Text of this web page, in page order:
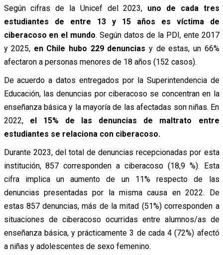
Según cifras de la Unicef del 2023, uno de cada tres
estudiantes de entre 13 y 15 años es víctima de
ciberacoso en el mundo. Según datos de la PDI, ente 2017
y 2025, en Chile hubo 229 denuncias y de estas, un 66%
afectaron a personas menores de 18 años (152 casos).
De acuerdo a datos entregados por la Superintendencia de
Educación, las denuncias por ciberacoso se concentran en la
enseñanza básica y la mayoría de las afectadas son niñas. En
2022, el 15% de las denuncias de maltrato entre
estudiantes se relaciona con ciberacoso.
Durante 2023, del total de denuncias recepcionadas por esta
institución, 857 corresponden a ciberacoso (18,9 %). Esta
cifra implica un aumento de un 11% respecto de las
denuncias presentadas por la misma causa en 2022. De
estas 857 denuncias, más de la mitad (51%) corresponden a
situaciones de ciberacoso ocurridas entre alumnos/as de
enseñanza básica, y prácticamente 3 de cada 4 (72%) afectó
a niñas y adolescentes de sexo femenino.